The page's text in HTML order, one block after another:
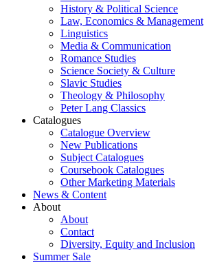
History & Political Science
Law, Economics & Management
Linguistics
Media & Communication
Romance Studies
Science Society & Culture
Slavic Studies
Theology & Philosophy
Peter Lang Classics
Catalogues
Catalogue Overview
New Publications
Subject Catalogues
Coursebook Catalogues
Other Marketing Materials
News & Content
About
About
Contact
Diversity, Equity and Inclusion
Summer Sale